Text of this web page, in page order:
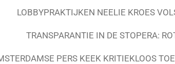
LOBBYPRAKTIJKEN NEELIE KROES
TRANSPARANTIE IN DE STOPERA:
PERS KEEK KRITIEKLOOS